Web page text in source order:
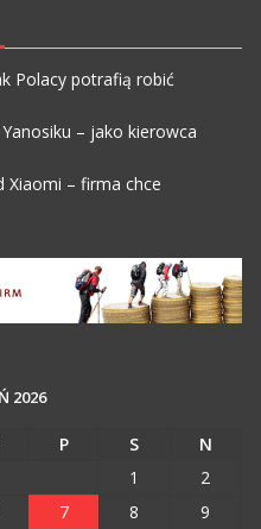
Polacy potrafią robić
– jako kierowca
Xiaomi – firma chce
2026
P S
N
1
2
7 8
9